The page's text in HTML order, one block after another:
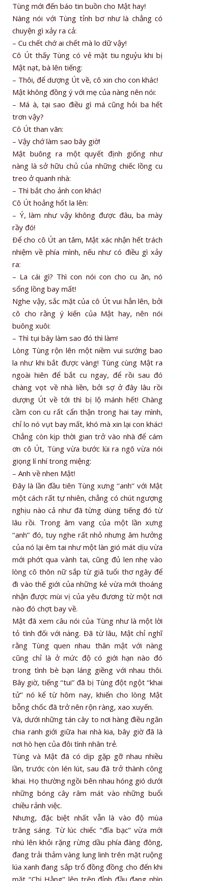
Tùng mới đến báo tin buồn cho Mật hay!
Nàng nói với Tùng tỉnh bơ như là chẳng có
chuyện gì xảy ra cả:
– Cu chết chớ ai chết mà lo dữ vậy!
Cô Út thấy Tùng có vẻ mặt tiu nguỷu khi bị
Mật nạt, bà lên tiếng:
– Thôi, để dượng Út về, cô xin cho con khác!
Mật không đồng ý với mẹ của nàng nên nói:
– Má à, tại sao điều gì má cũng hỏi ba hết
trơn vậy?
Cô Út than vãn:
– Vậy chớ làm sao bây giờ!
Mật buông ra một quyết định giống như
nàng là sở hữu chủ của những chiếc lồng cu
treo ở quanh nhà:
– Thì bắt cho ảnh con khác!
Cô Út hoảng hốt la lên:
– Ý, làm như vậy không được đâu, ba mày
rầy đó!
Ðể cho cô Út an tâm, Mật xác nhận hết trách
nhiệm về phía mình, nếu như có điều gì xảy
ra:
– La cái gì? Thì con nói con cho cu ăn, nó
sổng lồng bay mất!
Nghe vậy, sắc mặt của cô Út vui hẳn lên, bởi
cô cho rằng ý kiến của Mật hay, nên nói
buông xuôi:
– Thì tụi bây làm sao đó thì làm!
Lòng Tùng rộn lên một niềm vui sướng bao
la như khi bắt được vàng! Tùng cùng Mật ra
ngoài hiên để bắt cu ngay, để rồi sau đó
chàng vọt về nhà liền, bởi sợ ở đây lâu rồi
dượng Út về tới thì bị lộ mánh hết! Chàng
cầm con cu rất cẩn thận trong hai tay mình,
chỉ lo nó vụt bay mất, khó mà xin lại con khác!
Chẳng còn kịp thời gian trở vào nhà để cám
ơn cô Út, Tùng vừa bước lùi ra ngõ vừa nói
giọng lí nhí trong miệng:
– Anh về nhen Mật!
Ðây là lần đầu tiên Tùng xưng ‘‘anh’’ với Mật
một cách rất tự nhiên, chẳng có chút ngượng
nghịu nào cả như đã từng dùng tiếng đó từ
lâu rồi. Trong âm vang của một lần xưng
‘‘anh’’ đó, tuy nghe rất nhỏ nhưng âm hưởng
của nó lại êm tai như một làn gió mát dịu vừa
mới phớt qua vành tai, cũng đủ len nhẹ vào
lòng cô thôn nữ sắp từ giã tuổi thơ ngây để
đi vào thế giới của những kẻ vừa mới thoáng
nhận được mùi vị của yêu đương từ một nơi
nào đó chợt bay về.
Mật đã xem câu nói của Tùng như là một lời
tỏ tình đối với nàng. Ðã từ lâu, Mật chỉ nghĩ
rằng Tùng quen nhau thân mật với nàng
cũng chỉ là ở mức độ có giới hạn nào đó
trong tình bè bạn láng giềng với nhau thôi.
Bây giờ, tiếng ‘‘tui’’ đã bị Tùng đột ngột ‘‘khai
tử’’ nó kể từ hôm nay, khiến cho lòng Mật
bỗng chốc đã trở nên rộn ràng, xao xuyến.
Và, dưới những tán cây to nơi hàng điều ngăn
chia ranh giới giữa hai nhà kia, bây giờ đã là
nơi hò hẹn của đôi tình nhân trẻ.
Tùng và Mật đã có dịp gặp gỡ nhau nhiều
lần, trước còn lén lút, sau đã trở thành công
khai. Họ thường ngồi bên nhau hóng gió dưới
những bóng cây râm mát vào những buổi
chiều rảnh việc.
Nhưng, đặc biệt nhất vẫn là vào độ mùa
trăng sáng. Từ lúc chiếc ‘‘đĩa bạc’’ vừa mới
nhú lên khỏi rặng rừng dầu phía đàng đông,
đang trải thảm vàng lung linh trên mặt ruộng
lúa xanh đang sắp trổ đồng đồng cho đến khi
mặt ‘‘Chị Hằng’’ lên trên đỉnh đầu đang nhìn